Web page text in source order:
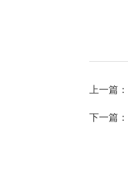
上一篇：
下一篇：